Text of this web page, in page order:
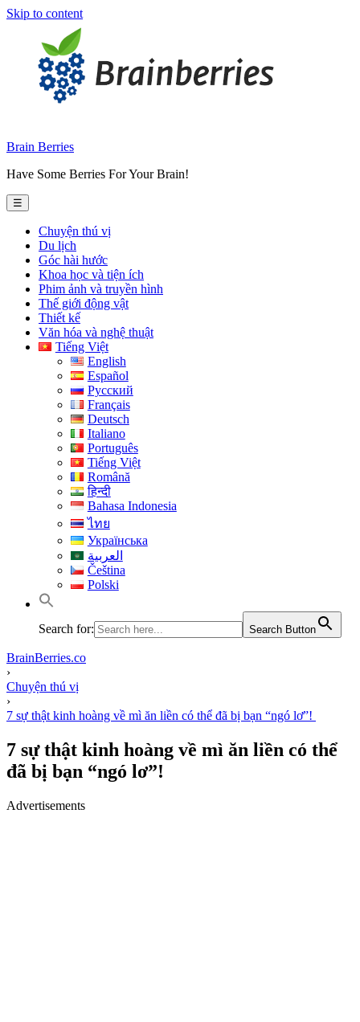
Skip to content
Brain Berries
Have Some Berries For Your Brain!
☰
Chuyện thú vị
Du lịch
Góc hài hước
Khoa học và tiện ích
Phim ảnh và truyền hình
Thế giới động vật
Thiết kế
Văn hóa và nghệ thuật
Tiếng Việt
English
Español
Русский
Français
Deutsch
Italiano
Português
Tiếng Việt
Română
हिन्दी
Bahasa Indonesia
ไทย
Українська
العربية
Čeština
Polski
Search for: Search Button
BrainBerries.co
›
Chuyện thú vị
›
7 sự thật kinh hoàng về mì ăn liền có thể đã bị bạn “ngó lơ”!
7 sự thật kinh hoàng về mì ăn liền có thể
đã bị bạn “ngó lơ”!
Advertisements